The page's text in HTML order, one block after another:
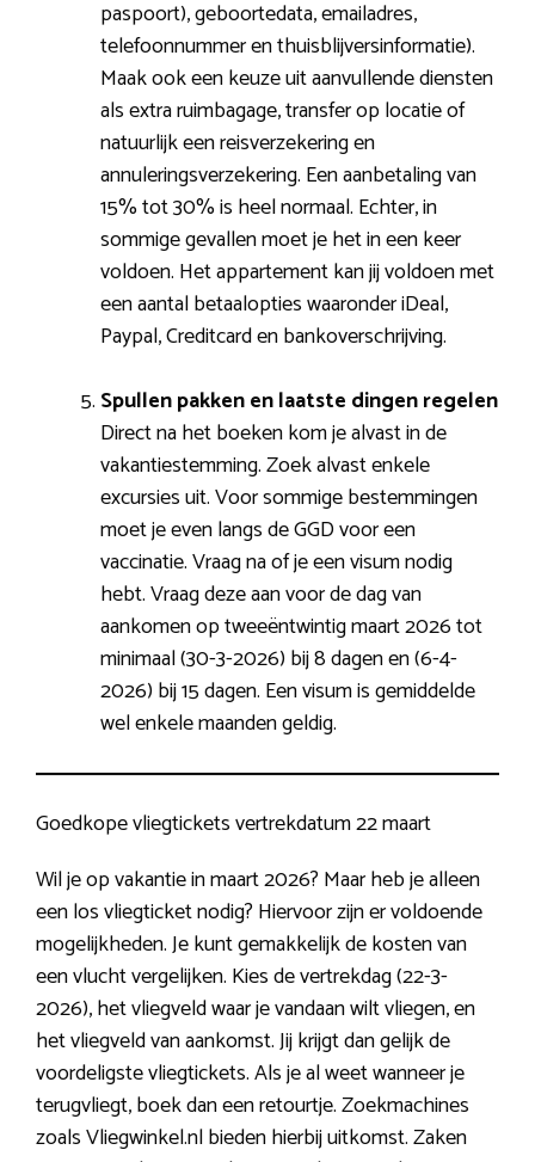
paspoort), geboortedata, emailadres,
telefoonnummer en thuisblijversinformatie).
Maak ook een keuze uit aanvullende diensten
als extra ruimbagage, transfer op locatie of
natuurlijk een reisverzekering en
annuleringsverzekering. Een aanbetaling van
15% tot 30% is heel normaal. Echter, in
sommige gevallen moet je het in een keer
voldoen. Het appartement kan jij voldoen met
een aantal betaalopties waaronder iDeal,
Paypal, Creditcard en bankoverschrijving.
Spullen pakken en laatste dingen regelen
Direct na het boeken kom je alvast in de
vakantiestemming. Zoek alvast enkele
excursies uit. Voor sommige bestemmingen
moet je even langs de GGD voor een
vaccinatie. Vraag na of je een visum nodig
hebt. Vraag deze aan voor de dag van
aankomen op tweeëntwintig maart 2026 tot
minimaal (30-3-2026) bij 8 dagen en (6-4-
2026) bij 15 dagen. Een visum is gemiddelde
wel enkele maanden geldig.
Goedkope vliegtickets vertrekdatum 22 maart
Wil je op vakantie in maart 2026? Maar heb je alleen
een los vliegticket nodig? Hiervoor zijn er voldoende
mogelijkheden. Je kunt gemakkelijk de kosten van
een vlucht vergelijken. Kies de vertrekdag (22-3-
2026), het vliegveld waar je vandaan wilt vliegen, en
het vliegveld van aankomst. Jij krijgt dan gelijk de
voordeligste vliegtickets. Als je al weet wanneer je
terugvliegt, boek dan een retourtje. Zoekmachines
zoals Vliegwinkel.nl bieden hierbij uitkomst. Zaken